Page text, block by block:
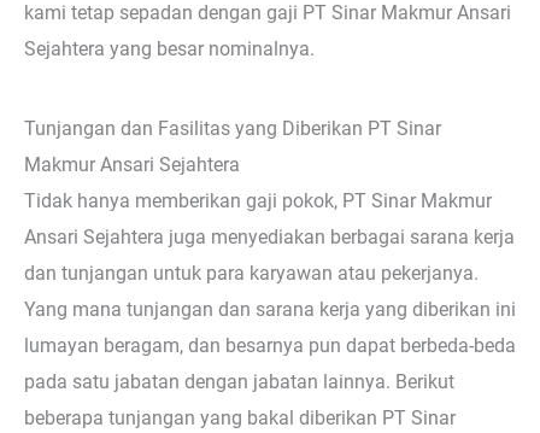
kami tetap sepadan dengan gaji PT Sinar Makmur Ansari
Sejahtera yang besar nominalnya.
Tunjangan dan Fasilitas yang Diberikan PT Sinar
Makmur Ansari Sejahtera
Tidak hanya memberikan gaji pokok, PT Sinar Makmur
Ansari Sejahtera juga menyediakan berbagai sarana kerja
dan tunjangan untuk para karyawan atau pekerjanya.
Yang mana tunjangan dan sarana kerja yang diberikan ini
lumayan beragam, dan besarnya pun dapat berbeda-beda
pada satu jabatan dengan jabatan lainnya. Berikut
beberapa tunjangan yang bakal diberikan PT Sinar